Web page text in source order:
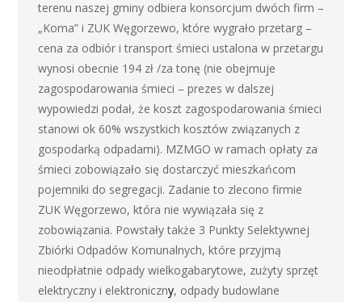
terenu naszej gminy odbiera konsorcjum dwóch firm –
„Koma” i ZUK Węgorzewo, które wygrało przetarg –
cena za odbiór i transport śmieci ustalona w przetargu
wynosi obecnie 194 zł /za tonę (nie obejmuje
zagospodarowania śmieci – prezes w dalszej
wypowiedzi podał, że koszt zagospodarowania śmieci
stanowi ok 60% wszystkich kosztów związanych z
gospodarką odpadami). MZMGO w ramach opłaty za
śmieci zobowiązało się dostarczyć mieszkańcom
pojemniki do segregacji. Zadanie to zlecono firmie
ZUK Węgorzewo, która nie wywiązała się z
zobowiązania. Powstały także 3 Punkty Selektywnej
Zbiórki Odpadów Komunalnych, które przyjmą
nieodpłatnie odpady wielkogabarytowe, zużyty sprzęt
elektryczny i elektroniczny, odpady budowlane